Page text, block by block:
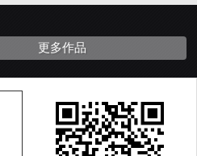
更多作品